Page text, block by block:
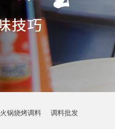
火锅烧烤调料 调料批发